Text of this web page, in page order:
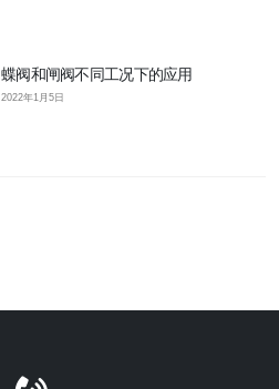
蝶阀和闸阀不同工况下的应用
2022年1月5日